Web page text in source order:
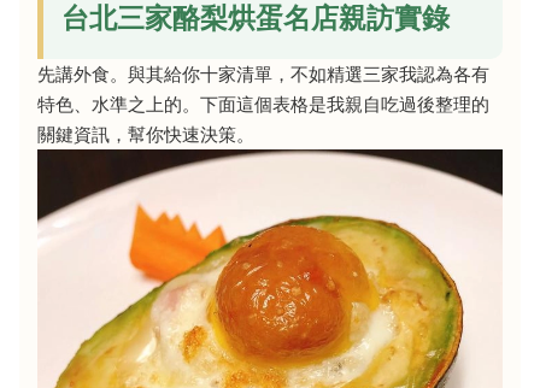
台北三家酪梨烘蛋名店親訪實錄
先講外食。與其給你十家清單，不如精選三家我認為各有
特色、水準之上的。下面這個表格是我親自吃過後整理的
關鍵資訊，幫你快速決策。